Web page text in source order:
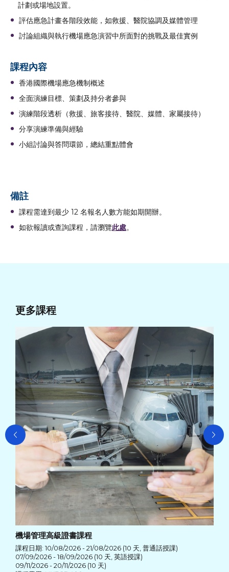
計劃或場地設置。
評估應急計畫各階段效能，如救援、醫院協調及媒體管理
討論組織與執行機場應急演習中所面對的挑戰及最佳實例
課程內容
香港國際機場應急機制概述
全面演練目標、策劃及持分者參與
演練階段透析（救援、旅客接待、醫院、媒體、家屬接待）
分享演練準備與經驗
小組討論與答問環節，總結重點體會
備註
課程需達到最少 12 名報名人數方能如期開辦。
如欲報讀或查詢課程，請瀏覽此處。
更多課程
機場管理高級證書課程
課程日期: 10/08/2026 - 21/08/2026 (10 天, 普通話授課)
07/09/2026 - 18/09/2026 (10 天, 英語授課)
09/11/2026 - 20/11/2026 (10 天)